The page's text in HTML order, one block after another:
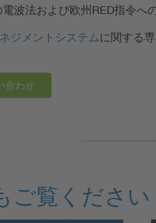
電波法および欧州RED指令へ
ジメントシステムに関する
合わせ
ご覧ください